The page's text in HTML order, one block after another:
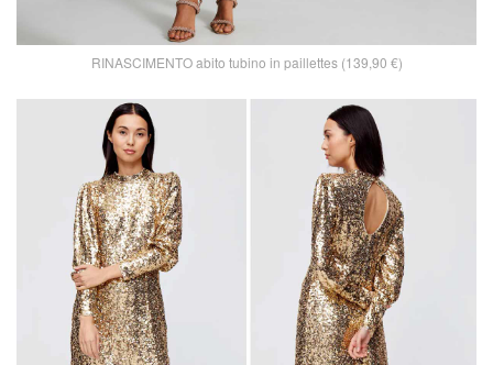
RINASCIMENTO abito tubino in paillettes (139,90 €)